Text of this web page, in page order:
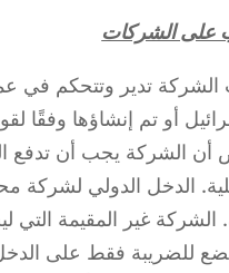
على الشركات
الشركة تدير وتتحكم في
أو تم إنشاؤها وفقًا
أن الشركة يجب أن تدفع
الدخل الدولي لشركة
الشركة غير المقيمة التي
للضريبة فقط على